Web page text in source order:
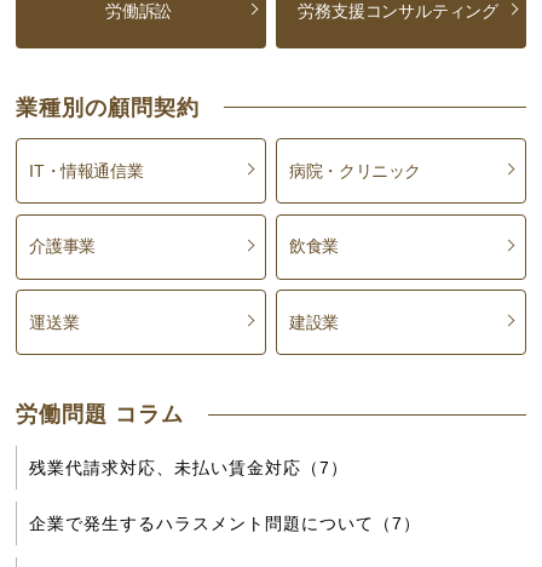
労働訴訟 労務支援コンサルティング
業種別の顧問契約
IT・情報通信業 病院・クリニック
介護事業 飲食業
運送業 建設業
労働問題 コラム
残業代請求対応、未払い賃金対応（7）
企業で発生するハラスメント問題について（7）